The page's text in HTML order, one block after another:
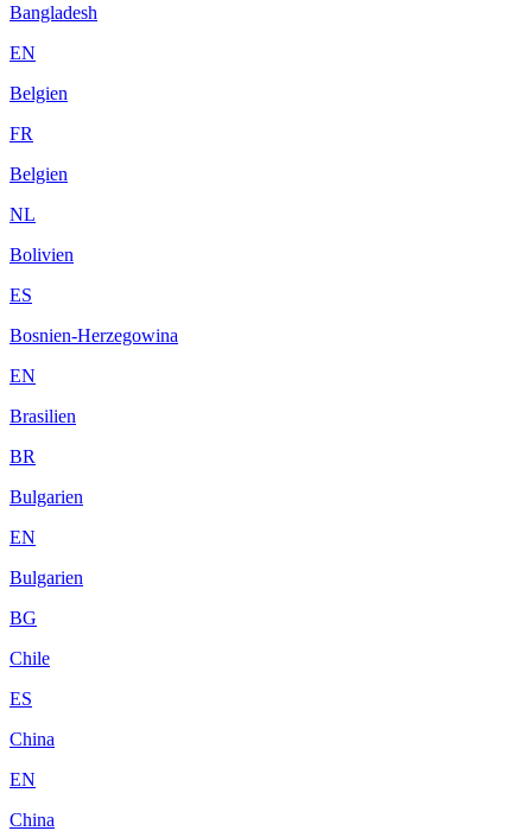
Bangladesh
EN
Belgien
FR
Belgien
NL
Bolivien
ES
Bosnien-Herzegowina
EN
Brasilien
BR
Bulgarien
EN
Bulgarien
BG
Chile
ES
China
EN
China